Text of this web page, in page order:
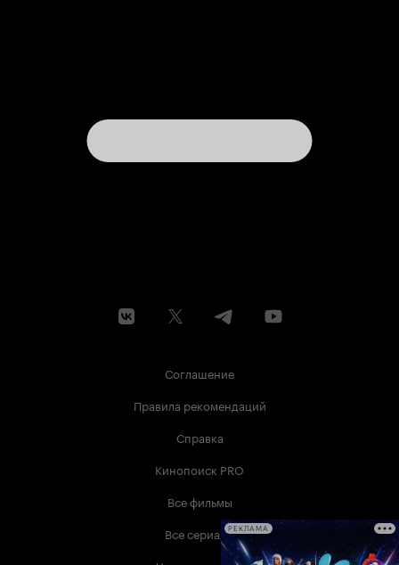
Соглашение
Правила рекомендаций
Справка
Кинопоиск PRO
Все фильмы
Все сериалыРЕКЛАМА